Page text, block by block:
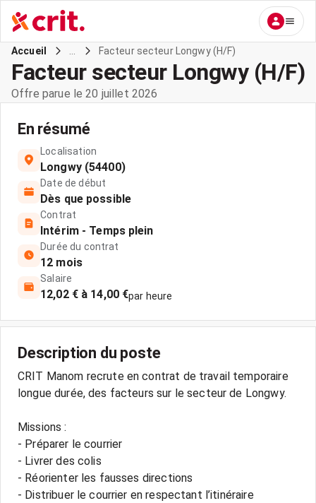
Accueil Facteur secteur Longwy (H/F)
Facteur secteur Longwy (H/F)
Offre parue le 20 juillet 2026
En résumé
Localisation
Longwy (54400)
Date de début
Dès que possible
Contrat
Intérim - Temps plein
Durée du contrat
12 mois
Salaire
12,02 € à 14,00 €par heure
Description du poste
CRIT Manom recrute en contrat de travail temporaire
longue durée, des facteurs sur le secteur de Longwy.
Missions :
- Préparer le courrier
- Livrer des colis
- Réorienter les fausses directions
- Distribuer le courrier en respectant l’itinéraire